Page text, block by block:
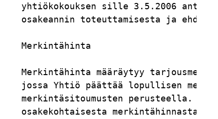
yhtiökokouksen sille 3.5.2006
osakeannin toteuttamisesta ja
Merkintähinta
Merkintähinta määräytyy
jossa Yhtiö päättää lopullisen
merkintäsitoumusten perusteella.
osakekohtaisesta